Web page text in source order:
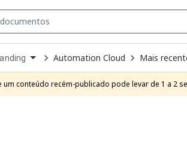
Automation Cloud Mais
um conteúdo recém-publicado pode levar de 1 a 2